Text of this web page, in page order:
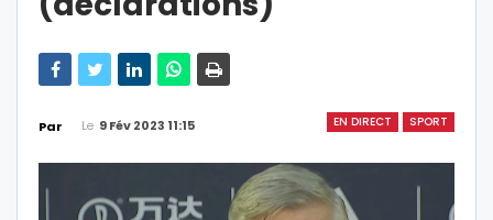
EN DIRECT SPORT
Par Le 9 Fév 2023 11:15